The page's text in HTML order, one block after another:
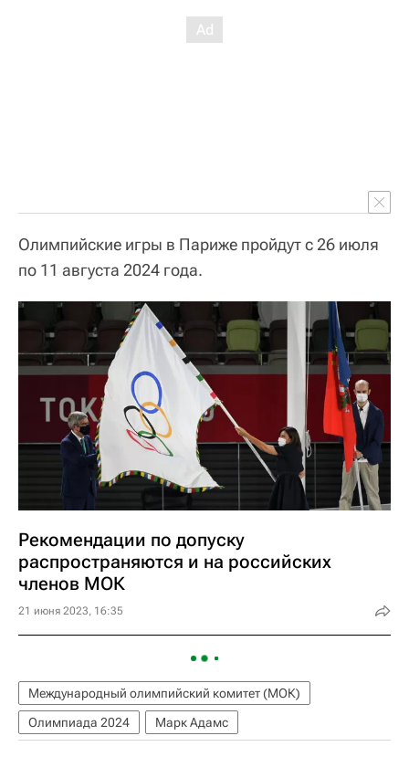
Олимпийские игры в Париже пройдут с 26 июля
по 11 августа 2024 года.
Рекомендации по допуску
распространяются и на российских
членов МОК
21 июня 2023, 16:35
Международный олимпийский комитет (МОК)
Олимпиада 2024
Марк Адамс